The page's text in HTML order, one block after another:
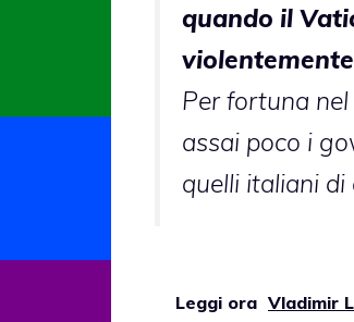
quando il
Per fortuna
assai poco i
quelli italiani
Leggi ora Vladimir